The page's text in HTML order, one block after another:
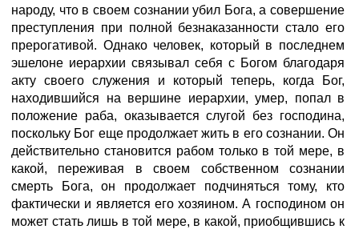
народу, что в своем сознании убил Бога, а совершение
преступления при полной безнаказанности стало его
прерогативой. Однако человек, который в последнем
эшелоне иерархии связывал себя с Богом благодаря
акту своего служения и который теперь, когда Бог,
находившийся на вершине иерархии, умер, попал в
положение раба, оказывается слугой без господина,
поскольку Бог еще продолжает жить в его сознании. Он
действительно становится рабом только в той мере, в
какой, переживая в своем собственном сознании
смерть Бога, он продолжает подчиняться тому, кто
фактически и является его хозяином. А господином он
может стать лишь в той мере, в какой, приобщившись к